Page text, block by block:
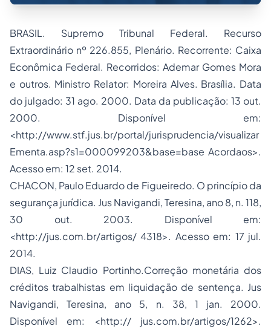
BRASIL. Supremo Tribunal Federal. Recurso
Extraordinário nº 226.855, Plenário. Recorrente: Caixa
Econômica Federal. Recorridos: Ademar Gomes Mora
e outros. Ministro Relator: Moreira Alves. Brasília. Data
do julgado: 31 ago. 2000. Data da publicação: 13 out.
2000. Disponível em:
<http://www.stf.jus.br/portal/jurisprudencia/visualizar
Ementa.asp?s1=000099203&base=base Acordaos>.
Acesso em: 12 set. 2014.
CHACON, Paulo Eduardo de Figueiredo. O princípio da
segurança jurídica. Jus Navigandi, Teresina, ano 8, n. 118,
30 out. 2003. Disponível em:
<http://jus.com.br/artigos/ 4318>. Acesso em: 17 jul.
2014.
DIAS, Luiz Claudio Portinho.Correção monetária dos
créditos trabalhistas em liquidação de sentença. Jus
Navigandi, Teresina, ano 5, n. 38, 1 jan. 2000.
Disponível em: <http:// jus.com.br/artigos/1262>.